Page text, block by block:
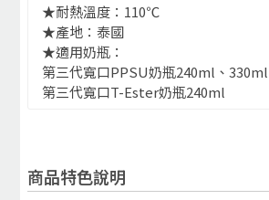
★耐熱溫度：110℃
★產地：泰國
★適用奶瓶：
第三代寬口PPSU奶瓶240ml、330ml
第三代寬口T-Ester奶瓶240ml
商品特色說明